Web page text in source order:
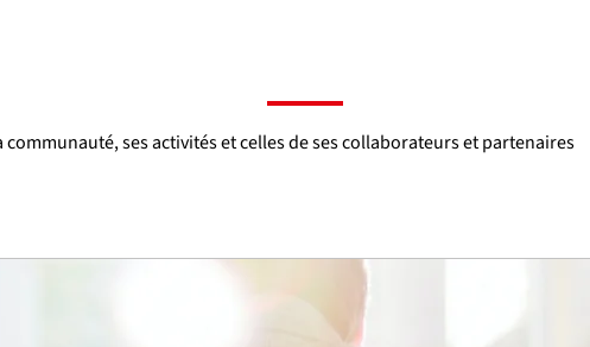
ses activités et celles de ses collaborateurs et partenaires